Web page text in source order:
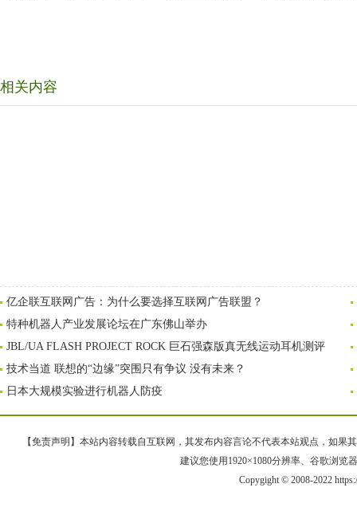
相关内容
亿企联互联网广告：为什么要选择互联网广告联盟？
特种机器人产业发展论坛在广东佛山举办
JBL/UA FLASH PROJECT ROCK 巨石强森版真无线运动耳机测评
技术当道 联想的“边缘”突围只有争议 没有未来？
日本大规模实验进行机器人防疫
【免责声明】本站内容转载自互联网，其发布内容言论不代表本站观点，如果
建议您使用1920×1080分辨率、谷歌浏览
Copygight © 2008-2022